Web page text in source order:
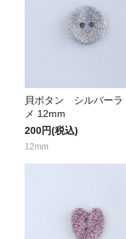
貝ボタン シルバーラ
メ 12mm
200円(税込)
12mm